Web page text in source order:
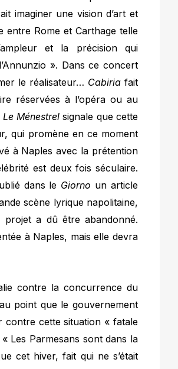
imaginer une vision d’art et
entre Rome et Carthage telle
et la précision qui
». Dans ce concert
le réalisateur… Cabiria fait
réservées à l’opéra ou au
Le Ménestrelsignale que cette
qui promène en ce moment
à Naples avec la prétention
est deux fois séculaire.
dans le Giorno un article
scène lyrique napolitaine,
projet a dû être abandonné.
à Naples, mais elle devra
contre la concurrence du
point que le gouvernement
contre cette situation « fatale
« Les Parmesans sont dans la
cet hiver, fait qui ne s’était